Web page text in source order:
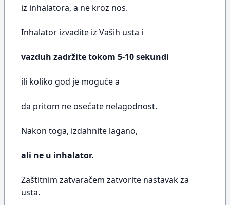
iz inhalatora, a ne kroz nos.
Inhalator izvadite iz Vaših usta i
vazduh zadržite tokom 5-10 sekundi
ili koliko god je moguće a
da pritom ne osećate nelagodnost.
Nakon toga, izdahnite lagano,
ali ne u inhalator.
Zaštitnim zatvaračem zatvorite nastavak za
usta.